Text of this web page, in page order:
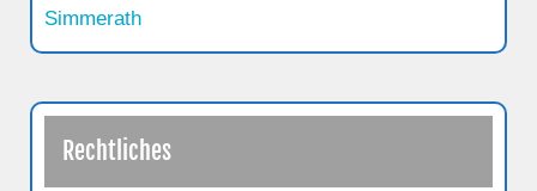
Simmerath
Rechtliches